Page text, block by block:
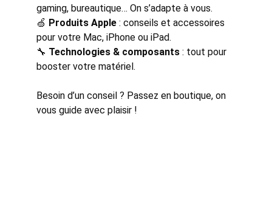
gaming, bureautique… On s’adapte à vous.
🍏 Produits Apple : conseils et accessoires
pour votre Mac, iPhone ou iPad.
🔧 Technologies & composants : tout pour
booster votre matériel.
Besoin d’un conseil ? Passez en boutique, on
vous guide avec plaisir !